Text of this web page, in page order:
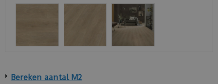
Bereken aantal M2